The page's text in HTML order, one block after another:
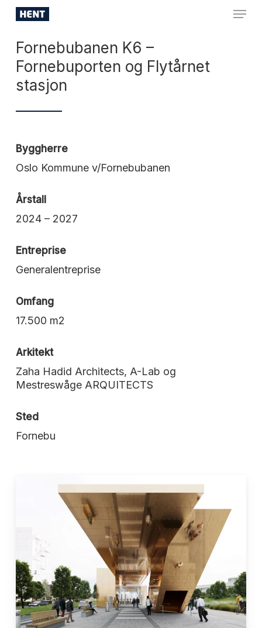
Skip
main
content
Menu
Fornebubanen K6 –
Fornebuporten og Flytårnet
stasjon
Byggherre
Oslo Kommune v/Fornebubanen
Årstall
2024 – 2027
Entreprise
Generalentreprise
Omfang
17.500 m2
Arkitekt
Zaha Hadid Architects, A-Lab og
Mestreswåge ARQUITECTS
Sted
Fornebu